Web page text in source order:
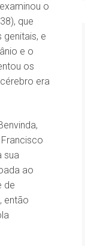
o
que
e
e o
os
era
sua
ao
de
então